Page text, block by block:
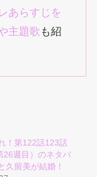
あらすじを
主題歌 も紹
！第122話123話
26週目）のネタバ
久留美が結婚！